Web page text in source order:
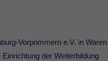
Vorpommern e.V. in Waren
der Weiterbildung